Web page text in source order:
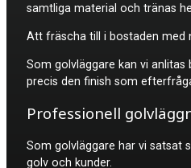
samtliga material och tränas
Att fräscha till i bostaden med
Som golvläggare kan vi
precis den finish som
Professionell
Som golvläggare har vi satsat
golv och kunder.